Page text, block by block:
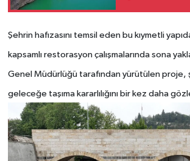
dikkat
Şehrin hafızasını temsil eden bu kıymetli
kapsamlı restorasyon çalışmalarında sona
Genel Müdürlüğü tarafından yürütülen proje,
geleceğe taşıma kararlılığını bir kez daha
KAHRAMANMARAŞ